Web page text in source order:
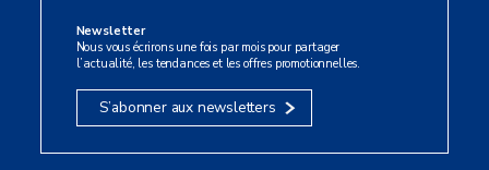
Newsletter
Nous vous écrirons une fois par mois pour partager
l’actualité, les tendances et les offres promotionnelles.
S’abonner aux newsletters